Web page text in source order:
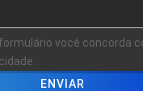
você concorda